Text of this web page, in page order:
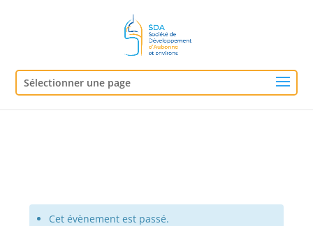
Sélectionner une page
Cet évènement est passé.